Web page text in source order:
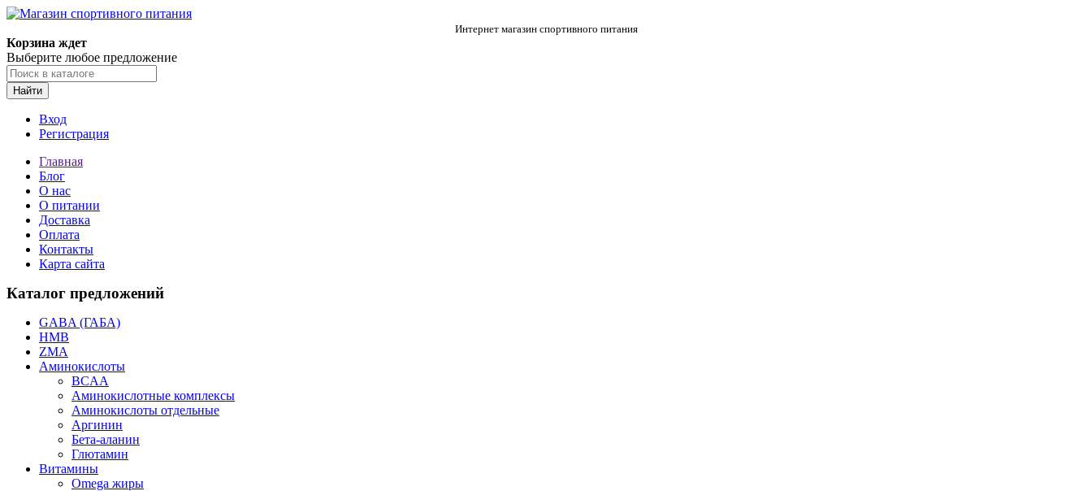
Интернет магазин спортивного питания
Корзина ждет
Выберите любое предложение
Найти
Вход
Регистрация
Главная
Блог
О нас
О питании
Доставка
Оплата
Контакты
Карта сайта
Каталог предложений
GABA (ГАБА)
HMB
ZMA
Аминокислоты
BCAA
Аминокислотные комплексы
Аминокислоты отдельные
Аргинин
Бета-аланин
Глютамин
Витамины
Omega жиры